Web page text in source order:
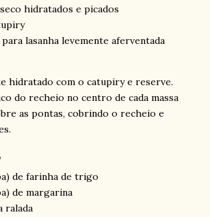
hidratados e picados
lasanha levemente aferventada
hidratado com o catupiry e reserve.
do recheio no centro de cada massa
as pontas, cobrindo o recheio e
de farinha de trigo
de margarina
ralada